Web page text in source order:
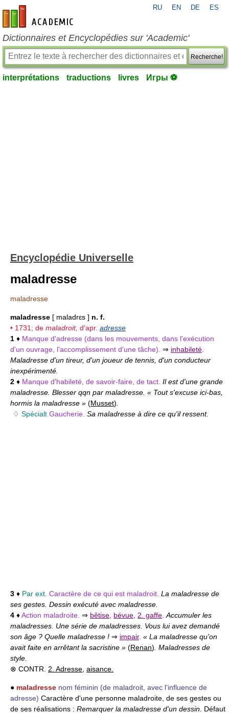
fr-academic.com
RU EN DE ES
Dictionnaires et Encyclopédies sur 'Academic'
Recherche!
interprétations traductions livres Игры ⚽
Encyclopédie Universelle
maladresse
maladresse
maladresse [ maladrɛs ] n. f.
• 1731; de maladroit, d'apr. adresse
1 ♦ Manque d'adresse (dans les mouvements, dans l'exécution
d'un ouvrage, l'accomplissement d'une tâche). ⇒ inhabileté
Maladresse d'un tireur, d'un joueur de tennis, d'un conducteur
inexpérimenté.
2 ♦ Manque d'habileté, de savoir-faire, de tact. Il est d'une grande
maladresse. Blesser qqn par maladresse. « Tout s'excuse ici-bas,
hormis la maladresse » (Musset)
♢ Spécialt Gaucherie. Sa maladresse à dire ce qu'il ressent.
3 ♦ Par ext. Caractère de ce qui est maladroit. La maladresse de
ses gestes. Dessin exécuté avec maladresse.
4 ♦Action maladroite. ⇒ bêtise bévue 2. gaffe Accumuler les
maladresses. Une série de maladresses. Vous lui avez demandé
son âge ? Quelle maladresse ! ⇒ impair. « La maladresse qu'on
avait faite en arrêtant la sacristine » (Renan) . Maladresses de
style.
⊗ CONTR. 2. Adresse aisance.
● maladresse nom féminin (de maladroit, avec l'influence de
adresse) Caractère d'une personne maladroite, de ses gestes ou
de ses réalisations : Remarquer la maladresse d'un dessin. Défaut